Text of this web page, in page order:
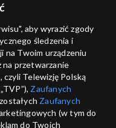
ANULUJ
aby wyrazić zgody
śledzenia i
na Twoim urządzeniu
na przetwarzanie
czyli Telewizję Polską
Zaufanych
Zaufanych
(w tym do
do Twoich